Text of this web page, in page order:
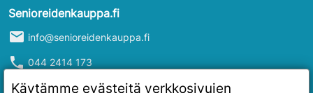
Senioreidenkauppa.fi
mail info@senioreidenkauppa.fi
phone 044 2414 173
infoY-tunnus: 2986916-4
Käytämme evästeitä verkkosivujen